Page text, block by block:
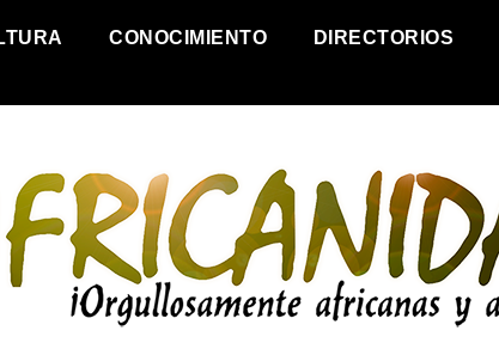
CONOCIMIENTO DIRECTORIOS